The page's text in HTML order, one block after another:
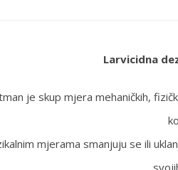
Larvicidna
je skup mjera mehaničkih,
mjerama smanjuju se ili